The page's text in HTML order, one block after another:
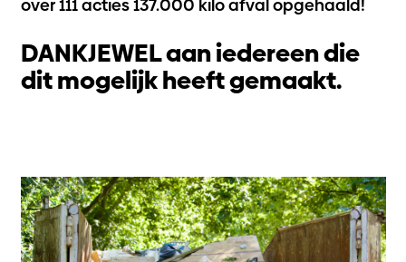
over 111 acties 137.000 kilo afval opgehaald!
DANKJEWEL aan iedereen die
dit mogelijk heeft gemaakt.